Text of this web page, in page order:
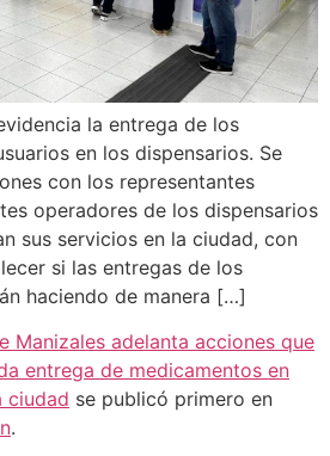
la entrega de los
en los dispensarios. Se
con los representantes
operadores de los dispensarios
sus servicios en la ciudad, con
si las entregas de los
haciendo de manera […]
Manizales adelanta acciones que
entrega de medicamentos en
ciudad se publicó primero en
.